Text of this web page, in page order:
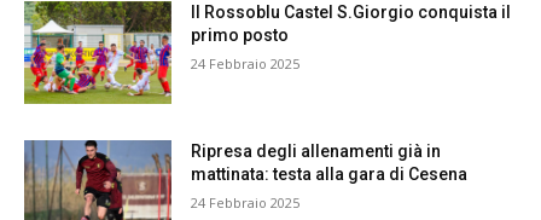
Il Rossoblu Castel S.Giorgio conquista il
primo posto
24 Febbraio 2025
Ripresa degli allenamenti già in
mattinata: testa alla gara di Cesena
24 Febbraio 2025